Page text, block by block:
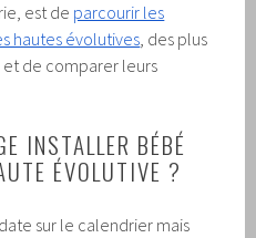
est de parcourir les
hautes évolutives , des plus
de comparer leurs
INSTALLER BÉBÉ
ÉVOLUTIVE ?
sur le calendrier mais